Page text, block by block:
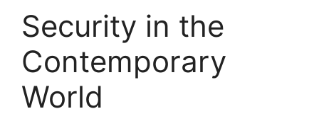
Security in the
Contemporary
World